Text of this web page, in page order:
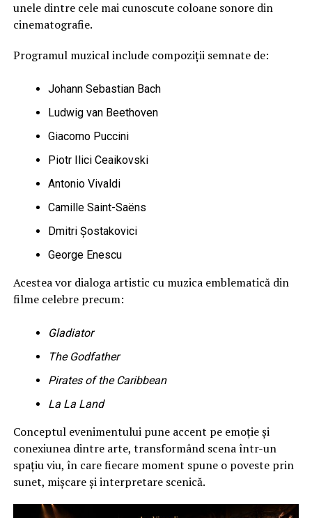
unele dintre cele mai cunoscute coloane sonore din
cinematografie.
Programul muzical include compoziții semnate de:
Johann Sebastian Bach
Ludwig van Beethoven
Giacomo Puccini
Piotr Ilici Ceaikovski
Antonio Vivaldi
Camille Saint-Saëns
Dmitri Șostakovici
George Enescu
Acestea vor dialoga artistic cu muzica emblematică din
filme celebre precum:
Gladiator
The Godfather
Pirates of the Caribbean
La La Land
Conceptul evenimentului pune accent pe emoție și
conexiunea dintre arte, transformând scena într-un
spațiu viu, în care fiecare moment spune o poveste prin
sunet, mișcare și interpretare scenică.